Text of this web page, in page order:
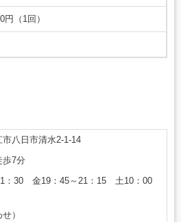
円（1回）
八日市清水2-1-14
7分
：30 金19：45～21：15 土10：00
）